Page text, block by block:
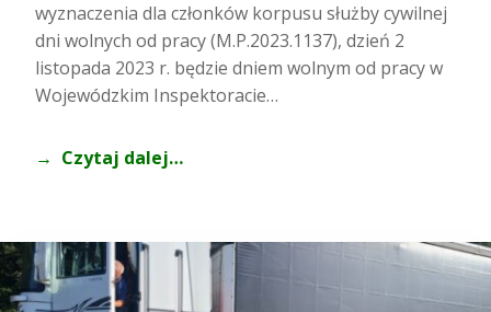
wyznaczenia dla członków korpusu służby cywilnej
dni wolnych od pracy (M.P.2023.1137), dzień 2
listopada 2023 r. będzie dniem wolnym od pracy w
Wojewódzkim Inspektoracie…
Czytaj dalej…